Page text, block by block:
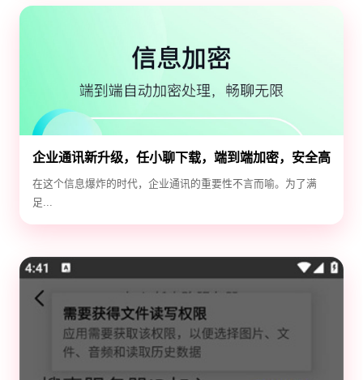
企业通讯新升级，任小聊下载，端到端加密，安全高
效！
在这个信息爆炸的时代，企业通讯的重要性不言而喻。为了满
足...